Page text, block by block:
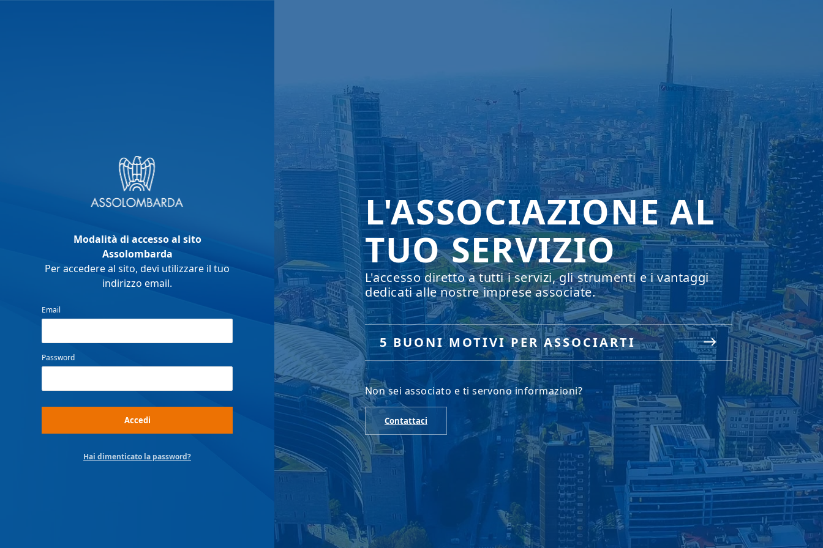
Modalità di accesso al sito
Assolombarda
Per accedere al sito, devi utilizzare il tuo
indirizzo email.
Email
Password
Hai dimenticato la password?
L'ASSOCIAZIONE AL
TUO SERVIZIO
L'accesso diretto a tutti i servizi, gli strumenti e i vantaggi
dedicati alle nostre imprese associate.
5 BUONI MOTIVI PER ASSOCIARTI
Non sei associato e ti servono informazioni?
Contattaci